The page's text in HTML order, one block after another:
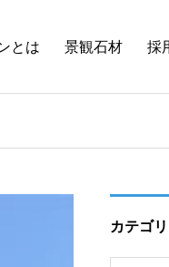
とは 景観石材 採
カテゴリ